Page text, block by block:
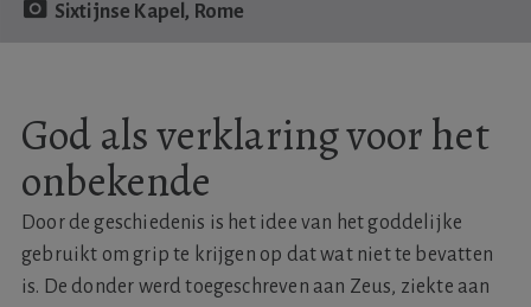
Sixtijnse Kapel, Rome
God als verklaring voor het
onbekende
Door de geschiedenis is het idee van het goddelijke
gebruikt om grip te krijgen op dat wat niet te bevatten
is. De donder werd toegeschreven aan Zeus, ziekte aan